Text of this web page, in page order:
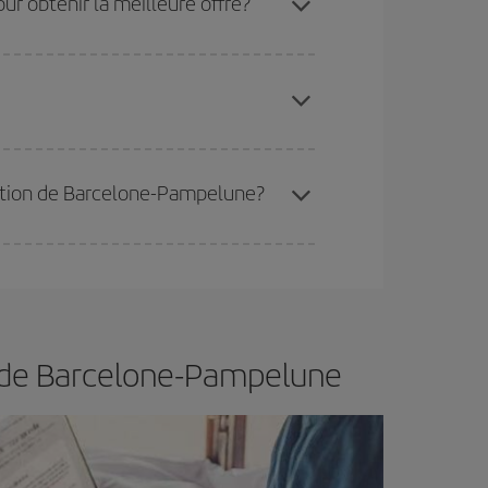
de Barcelone-Pampelune?
Barcelone-Pampelune